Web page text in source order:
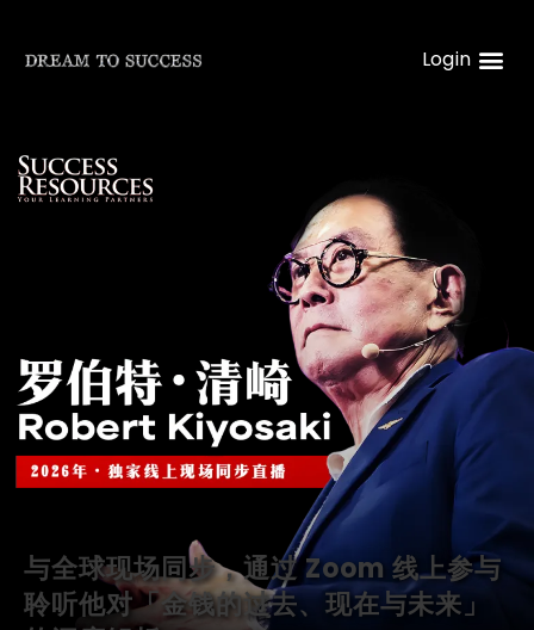
Login
与全球现场同步，通过 Zoom 线上参与
聆听他对「金钱的过去、现在与未来」